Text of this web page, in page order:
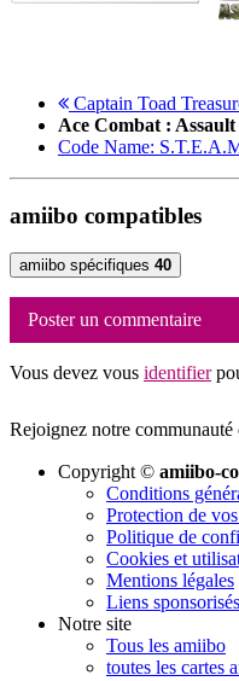
Captain Toad
Ace Combat :
Code Name:
amiibo compatibles
amiibo spécifiques 40
Poster un commentaire
Vous devez vous identifier
Rejoignez notre
Copyright © amiibo-
Conditions
Protection de
Politique de
Cookies et
Mentions légales
Liens sponsorisés
Notre site
Tous les amiibo
toutes les cartes